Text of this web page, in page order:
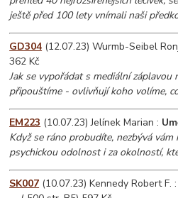
ještě před 100 lety vnímali naši
GD304 (12.07.23) Wurmb-Seibel
362 Kč
Jak se vypořádat s mediální záplavou
připouštíme - ovlivňují koho volíme,
EM223 (10.07.23) Jelínek Marian :
Když se ráno probudíte, nezbývá
psychickou odolnost i za okolností,
SK007 (10.07.23) Kennedy Robert F. :